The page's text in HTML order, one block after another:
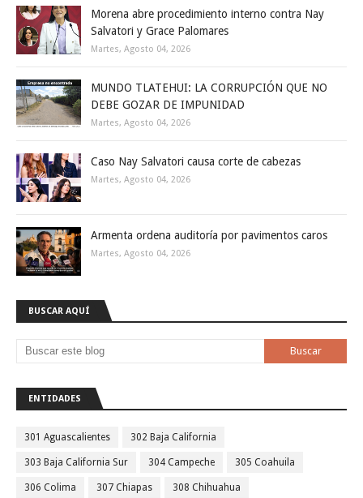
Morena abre procedimiento interno contra Nay
Salvatori y Grace Palomares
Martes, Agosto 04, 2026
MUNDO TLATEHUI: LA CORRUPCIÓN QUE NO
DEBE GOZAR DE IMPUNIDAD
Martes, Agosto 04, 2026
Caso Nay Salvatori causa corte de cabezas
Martes, Agosto 04, 2026
Armenta ordena auditoría por pavimentos caros
Martes, Agosto 04, 2026
BUSCAR AQUÍ
ENTIDADES
301 Aguascalientes 302 Baja California
303 Baja California Sur 304 Campeche 305 Coahuila
306 Colima 307 Chiapas 308 Chihuahua